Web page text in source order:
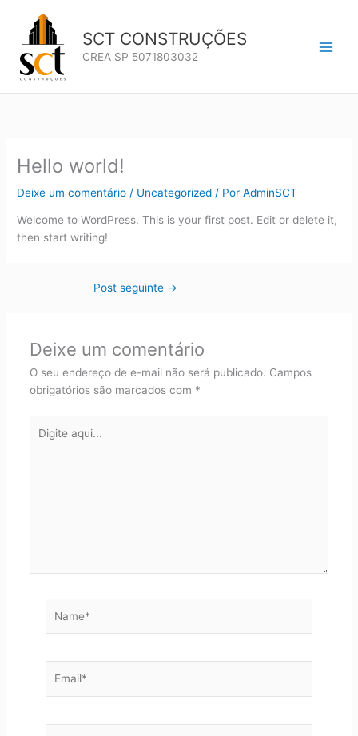
conteúdo
SCT CONSTRUÇÕES
CREA SP 5071803032
Hello world!
Deixe um comentário / Uncategorized / PorAdminSCT
Welcome to WordPress. This is your first post. Edit or delete it,
then start writing!
Post seguinte →
Deixe um comentário
O seu endereço de e-mail não será publicado. Campos
obrigatórios são marcados com *
aqui...